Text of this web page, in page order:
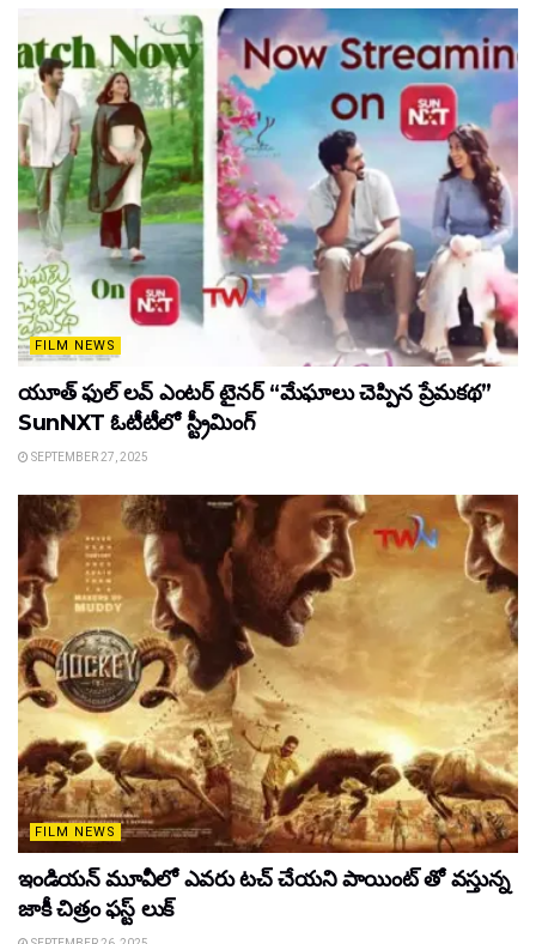
FILM NEWS
యూత్ ఫుల్ లవ్ ఎంటర్ టైనర్ “మేఘాలు చెప్పిన ప్రేమకథ”
SunNXT ఓటీటీలో స్ట్రీమింగ్
SEPTEMBER 27, 2025
FILM NEWS
ఇండియన్ మూవీలో ఎవరు టచ్ చేయని పాయింట్ తో వస్తున్న
జాకీ చిత్రం ఫస్ట్ లుక్